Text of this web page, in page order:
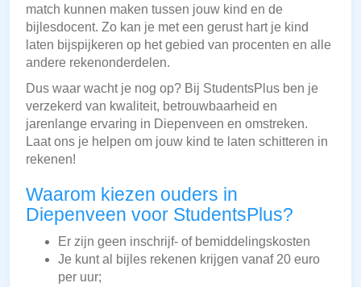
match kunnen maken tussen jouw kind en de
bijlesdocent. Zo kan je met een gerust hart je kind
laten bijspijkeren op het gebied van procenten en alle
andere rekenonderdelen.
Dus waar wacht je nog op? Bij StudentsPlus ben je
verzekerd van kwaliteit, betrouwbaarheid en
jarenlange ervaring in Diepenveen en omstreken.
Laat ons je helpen om jouw kind te laten schitteren in
rekenen!
Waarom kiezen ouders in
Diepenveen voor StudentsPlus?
Er zijn geen inschrijf- of bemiddelingskosten
Je kunt al bijles rekenen krijgen vanaf 20 euro
per uur;